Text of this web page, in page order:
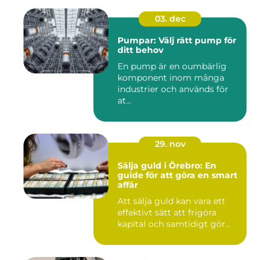
03. dec
Pumpar: Välj rätt pump för
ditt behov
En pump är en oumbärlig
komponent inom många
industrier och används för
at...
29. nov
Sälja guld i Örebro: En
guide för att göra en smart
affär
Att sälja guld kan vara ett
effektivt sätt att frigöra
kapital och samtidigt gör...